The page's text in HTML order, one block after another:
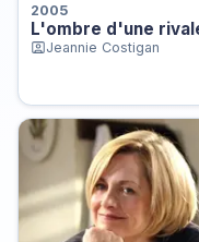
2005
L'ombre d'une
Jeannie Costigan